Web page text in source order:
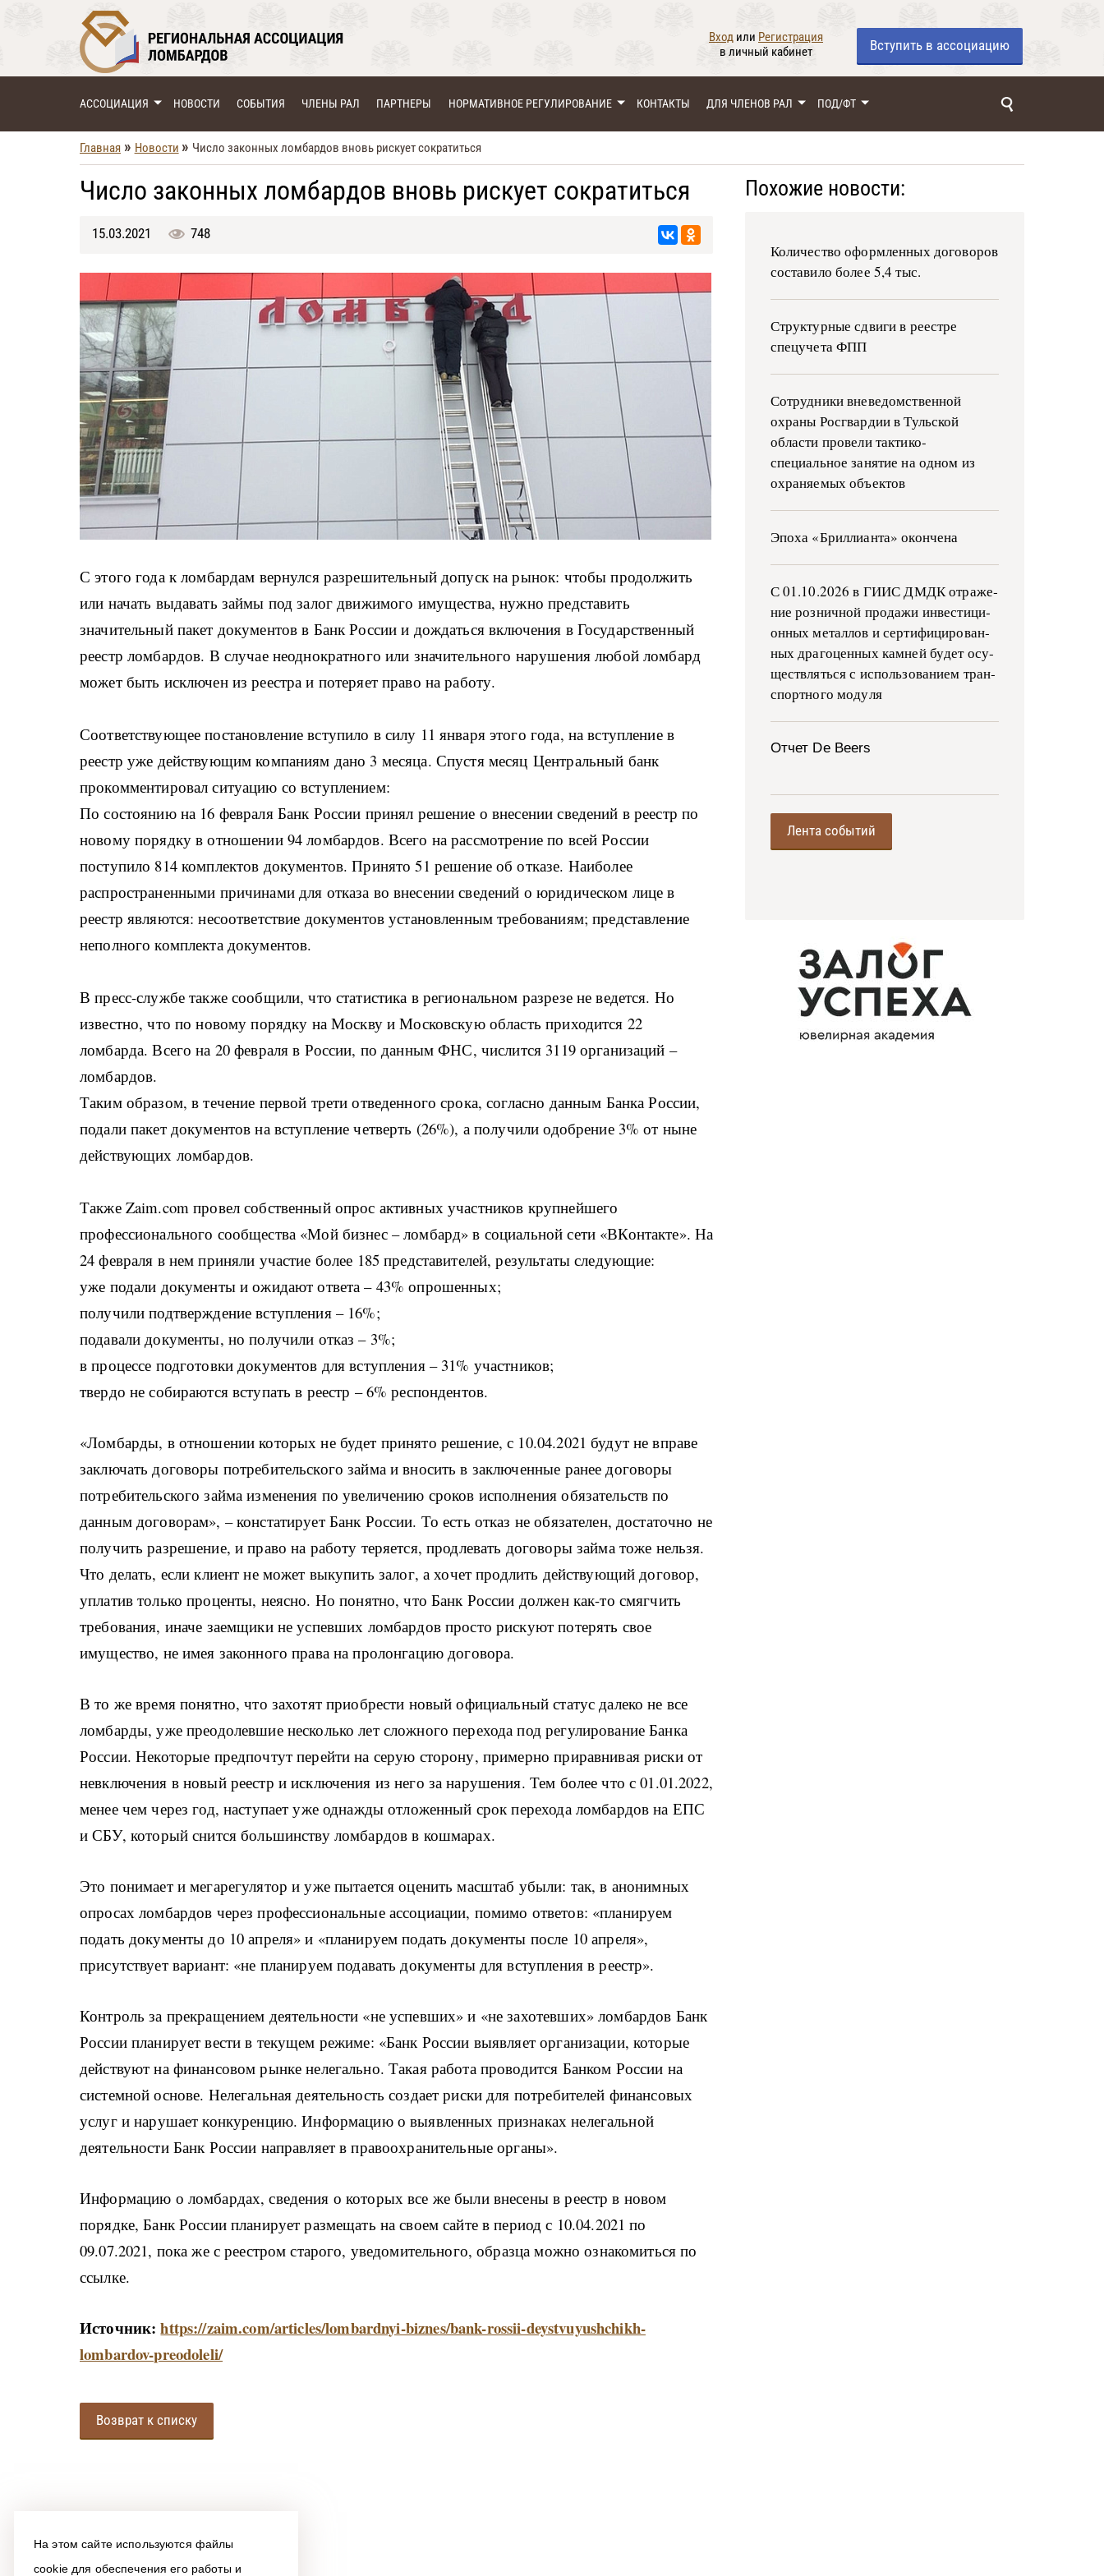
На этом сайте используются файлы
cookie для обеспечения его работы и
Вход или Регистрация
в личный кабинет
Вступить в ассоциацию
АССОЦИАЦИЯ НОВОСТИ СОБЫТИЯ ЧЛЕНЫ РАЛ ПАРТНЕРЫ НОРМАТИВНОЕ РЕГУЛИРОВАНИЕ КОНТАКТЫ ДЛЯ ЧЛЕНОВ РАЛ ПОД/ФТ
Главная » Новости » Число законных ломбардов вновь рискует сократиться
Число законных ломбардов вновь рискует сократиться
15.03.2021 748
С этого года к ломбардам вернулся разрешительный допуск на рынок: чтобы продолжить
или начать выдавать займы под залог движимого имущества, нужно представить
значительный пакет документов в Банк России и дождаться включения в Государственный
реестр ломбардов. В случае неоднократного или значительного нарушения любой ломбард
может быть исключен из реестра и потеряет право на работу.
Соответствующее постановление вступило в силу 11 января этого года, на вступление в
реестр уже действующим компаниям дано 3 месяца. Спустя месяц Центральный банк
прокомментировал ситуацию со вступлением:
По состоянию на 16 февраля Банк России принял решение о внесении сведений в реестр по
новому порядку в отношении 94 ломбардов. Всего на рассмотрение по всей России
поступило 814 комплектов документов. Принято 51 решение об отказе. Наиболее
распространенными причинами для отказа во внесении сведений о юридическом лице в
реестр являются: несоответствие документов установленным требованиям; представление
неполного комплекта документов.
В пресс-службе также сообщили, что статистика в региональном разрезе не ведется. Но
известно, что по новому порядку на Москву и Московскую область приходится 22
ломбарда. Всего на 20 февраля в России, по данным ФНС, числится 3119 организаций –
ломбардов.
Таким образом, в течение первой трети отведенного срока, согласно данным Банка России,
подали пакет документов на вступление четверть (26%), а получили одобрение 3% от ныне
действующих ломбардов.
Также Zaim.com провел собственный опрос активных участников крупнейшего
профессионального сообщества «Мой бизнес – ломбард» в социальной сети «ВКонтакте». На
24 февраля в нем приняли участие более 185 представителей, результаты следующие:
уже подали документы и ожидают ответа – 43% опрошенных;
получили подтверждение вступления – 16%;
подавали документы, но получили отказ – 3%;
в процессе подготовки документов для вступления – 31% участников;
твердо не собираются вступать в реестр – 6% респондентов.
«Ломбарды, в отношении которых не будет принято решение, с 10.04.2021 будут не вправе
заключать договоры потребительского займа и вносить в заключенные ранее договоры
потребительского займа изменения по увеличению сроков исполнения обязательств по
данным договорам», – констатирует Банк России. То есть отказ не обязателен, достаточно не
получить разрешение, и право на работу теряется, продлевать договоры займа тоже нельзя.
Что делать, если клиент не может выкупить залог, а хочет продлить действующий договор,
уплатив только проценты, неясно. Но понятно, что Банк России должен как-то смягчить
требования, иначе заемщики не успевших ломбардов просто рискуют потерять свое
имущество, не имея законного права на пролонгацию договора.
В то же время понятно, что захотят приобрести новый официальный статус далеко не все
ломбарды, уже преодолевшие несколько лет сложного перехода под регулирование Банка
России. Некоторые предпочтут перейти на серую сторону, примерно приравнивая риски от
невключения в новый реестр и исключения из него за нарушения. Тем более что с 01.01.2022,
менее чем через год, наступает уже однажды отложенный срок перехода ломбардов на ЕПС
и СБУ, который снится большинству ломбардов в кошмарах.
Это понимает и мегарегулятор и уже пытается оценить масштаб убыли: так, в анонимных
опросах ломбардов через профессиональные ассоциации, помимо ответов: «планируем
подать документы до 10 апреля» и «планируем подать документы после 10 апреля»,
присутствует вариант: «не планируем подавать документы для вступления в реестр».
Контроль за прекращением деятельности «не успевших» и «не захотевших» ломбардов Банк
России планирует вести в текущем режиме: «Банк России выявляет организации, которые
действуют на финансовом рынке нелегально. Такая работа проводится Банком России на
системной основе. Нелегальная деятельность создает риски для потребителей финансовых
услуг и нарушает конкуренцию. Информацию о выявленных признаках нелегальной
деятельности Банк России направляет в правоохранительные органы».
Информацию о ломбардах, сведения о которых все же были внесены в реестр в новом
порядке, Банк России планирует размещать на своем сайте в период с 10.04.2021 по
09.07.2021, пока же с реестром старого, уведомительного, образца можно ознакомиться по
ссылке.
Источник:https://zaim.com/articles/lombardnyi-biznes/bank-rossii-deystvuyushchikh-
lombardov-preodoleli/
Возврат к списку
Похожие новости:
Количество оформленных договоров
составило более 5,4 тыс.
Структурные сдвиги в реестре
спецучета ФПП
Сотрудники вневедомственной
охраны Росгвардии в Тульской
области провели тактико-
специальное занятие на одном из
охраняемых объектов
Эпоха «Бриллианта» окончена
С 01.10.2026 в ГИИС ДМДК от­ра­же­
ние роз­ни­ч­ной про­да­жи ин­ве­сти­ци­
он­ных ме­тал­лов и сер­ти­фи­ци­ро­ван­
ных дра­го­цен­ных ка­м­ней бу­дет осу­
ще­ств­лять­ся с ис­поль­зо­ва­ни­ем тран­
с­пор­т­но­го мо­ду­ля
Отчет De Beers
Лента событий